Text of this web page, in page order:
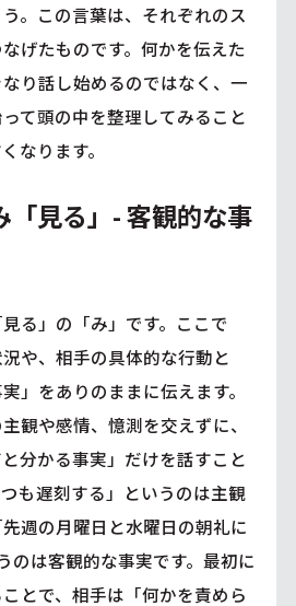
。この言葉は、それぞれのス
げたものです。何かを伝えた
り話し始めるのではなく、一
て頭の中を整理してみること
なります。
「見る」- 客観的な事
る」の「み」です。ここで
や、相手の具体的な行動と
」をありのままに伝えます。
観や感情、憶測を交えずに、
と分かる事実」だけを話すこと
も遅刻する」というのは主観
週の月曜日と水曜日の朝礼に
のは客観的な事実です。最初に
とで、相手は「何かを責めら